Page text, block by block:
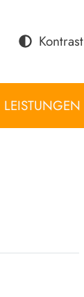
Kontrast
LEISTUNGEN